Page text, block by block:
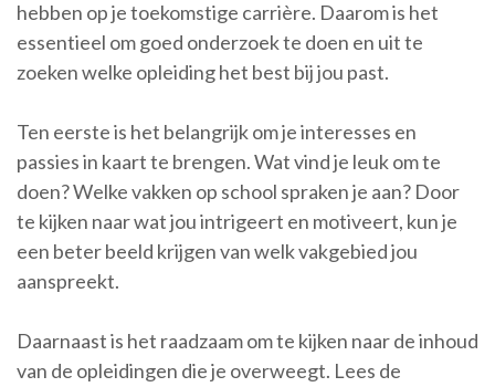
hebben op je toekomstige carrière. Daarom is het
essentieel om goed onderzoek te doen en uit te
zoeken welke opleiding het best bij jou past.
Ten eerste is het belangrijk om je interesses en
passies in kaart te brengen. Wat vind je leuk om te
doen? Welke vakken op school spraken je aan? Door
te kijken naar wat jou intrigeert en motiveert, kun je
een beter beeld krijgen van welk vakgebied jou
aanspreekt.
Daarnaast is het raadzaam om te kijken naar de inhoud
van de opleidingen die je overweegt. Lees de